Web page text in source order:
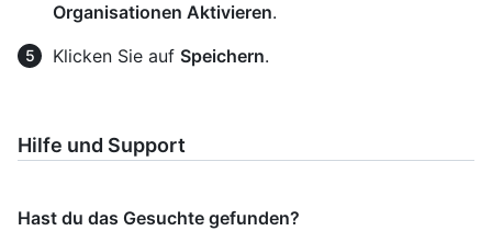
Organisationen Aktivieren.
Klicken Sie auf Speichern.
Hilfe und Support
Hast du das Gesuchte gefunden?